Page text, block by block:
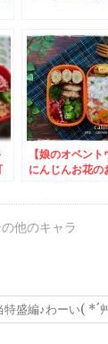
【娘のオベン
にんじんお花の
他のキャラ
特盛編♪わーい( *´